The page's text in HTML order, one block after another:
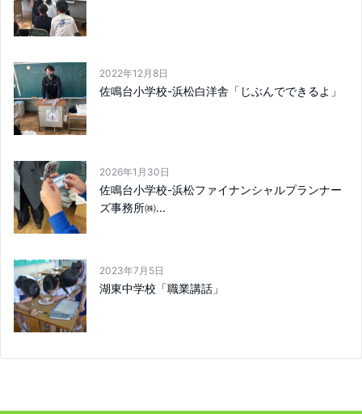
2022年12月8日
佐鳴台小学校-浜松白洋舎「じぶんでできるよ」
2026年1月30日
佐鳴台小学校-浜松ファイナンシャルプランナー
ズ事務所㈱...
2023年7月5日
湖東中学校「職業講話」